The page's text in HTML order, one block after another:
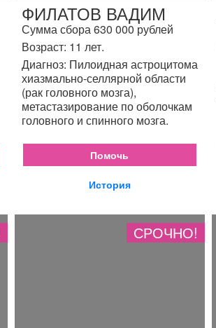
ФИЛАТОВ ВАДИМ
Сумма сбора 630 000 рублей
Возраст: 11 лет.
Диагноз: Пилоидная астроцитома
хиазмально-селлярной области
(рак головного мозга),
метастазирование по оболочкам
головного и спинного мозга.
Помочь
История
СРОЧНО!